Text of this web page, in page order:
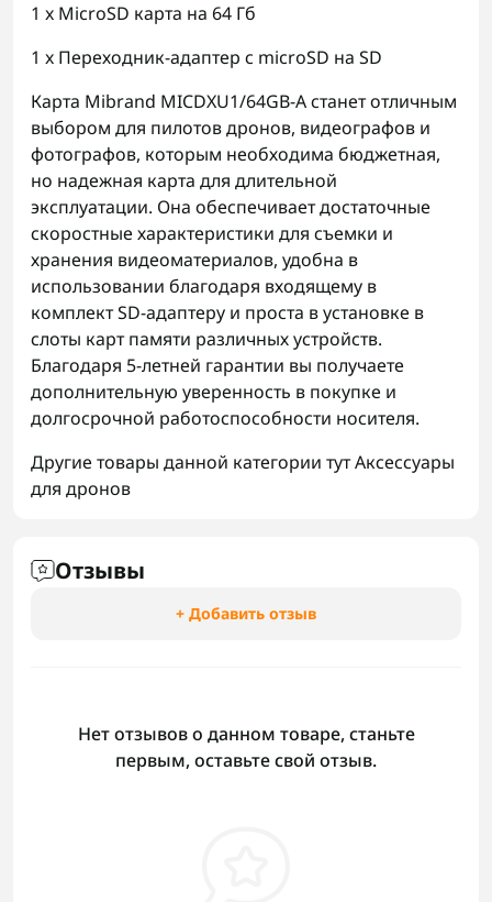
1 x MicroSD карта на 64 Гб
1 x Переходник-адаптер с microSD на SD
Карта Mibrand MICDXU1/64GB-A станет отличным
выбором для пилотов дронов, видеографов и
фотографов, которым необходима бюджетная,
но надежная карта для длительной
эксплуатации. Она обеспечивает достаточные
скоростные характеристики для съемки и
хранения видеоматериалов, удобна в
использовании благодаря входящему в
комплект SD-адаптеру и проста в установке в
слоты карт памяти различных устройств.
Благодаря 5-летней гарантии вы получаете
дополнительную уверенность в покупке и
долгосрочной работоспособности носителя.
Другие товары данной категории тутАксессуары
для дронов
Отзывы
+ Добавить отзыв
Нет отзывов о данном товаре, станьте
первым, оставьте свой отзыв.